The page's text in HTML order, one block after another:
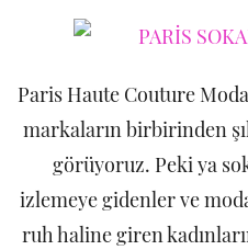
Paris Haute Couture
markaların birbirinden
görüyoruz. Peki ya
izlemeye gidenler ve
ruh haline giren